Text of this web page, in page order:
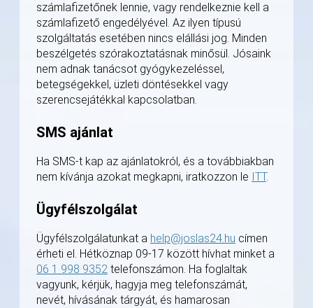
számlafizetőnek lennie, vagy rendelkeznie kell a
számlafizető engedélyével. Az ilyen típusú
szolgáltatás esetében nincs elállási jog. Minden
beszélgetés szórakoztatásnak minősül. Jósaink
nem adnak tanácsot gyógykezeléssel,
betegségekkel, üzleti döntésekkel vagy
szerencsejátékkal kapcsolatban.
SMS ajánlat
Ha SMS-t kap az ajánlatokról, és a továbbiakban
nem kívánja azokat megkapni, iratkozzon le ITT.
Ügyfélszolgálat
Ügyfélszolgálatunkat a help@joslas24.hu címen
érheti el. Hétköznap 09-17 között hívhat minket a
06 1 998 9352 telefonszámon. Ha foglaltak
vagyunk, kérjük, hagyja meg telefonszámát,
nevét, hívásának tárgyát, és hamarosan